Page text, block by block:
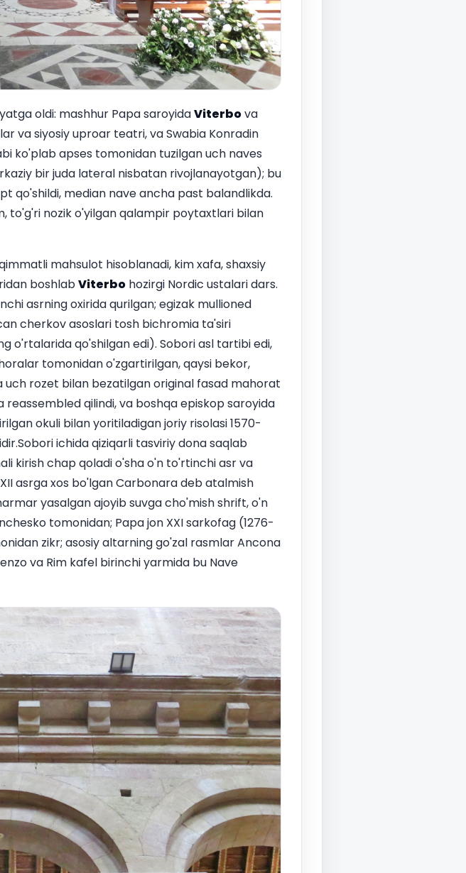
oldi: mashhur Papa saroyidaViterbova
va siyosiy uproar teatri, va Swabia Konradin
ko'plab apses tomonidan tuzilgan uch naves
bir juda lateral nisbatan rivojlanayotgan); bu
qo'shildi, median nave ancha past balandlikda.
to'g'ri nozik o'yilgan qalampir poytaxtlari bilan
mahsulot hisoblanadi, kim xafa, shaxsiy
boshlabViterbohozirgi Nordic ustalari dars.
asrning oxirida qurilgan; egizak mullioned
cherkov asoslari tosh bichromia ta'siri
o'rtalarida qo'shilgan edi). Sobori asl tartibi edi,
tomonidan o'zgartirilgan, qaysi bekor,
rozet bilan bezatilgan original fasad mahorat
qilindi, va boshqa episkop saroyida
okuli bilan yoritiladigan joriy risolasi 1570-
ichida qiziqarli tasviriy dona saqlab
kirish chap qoladi o'sha o'n to'rtinchi asr va
asrga xos bo'lgan Carbonara deb atalmish
yasalgan ajoyib suvga cho'mish shrift, o'n
tomonidan; Papa jon XXI sarkofag (1276-
zikr; asosiy altarning go'zal rasmlar Ancona
va Rim kafel birinchi yarmida bu Nave